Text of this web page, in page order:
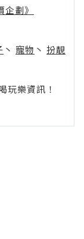
劃》
丶 寵物 丶 扮靚
樂資訊！